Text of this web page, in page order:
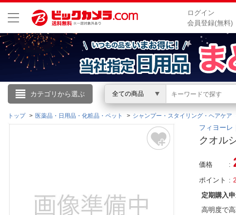
ログイン
会員登録(無料)
カテゴリから選ぶ 全ての商品
こんにちは
ログイン
閲覧履歴
トップ 医薬品・日用品・化粧品・ペット シャンプー・スタイリング・ヘアケア
フィヨーレ
クオル
価格
ポイント
定期購入
高明度で